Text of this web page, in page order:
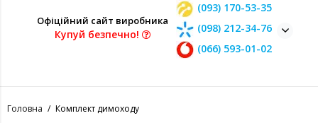
Офіційний сайт виробника
Купуй безпечно!
(093) 170-53-35
(098) 212-34-76
(066) 593-01-02
Головна Комплект димоходу